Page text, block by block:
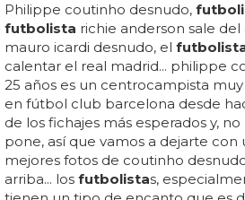
Philippe coutinho desnudo,
futbolista richie anderson sale del
mauro icardi desnudo, el
calentar el real madrid... philippe
25 años es un centrocampista
en fútbol club barcelona desde
de los fichajes más esperados y,
pone, así que vamos a dejarte con
mejores fotos de coutinho
arriba... los futbolistas,